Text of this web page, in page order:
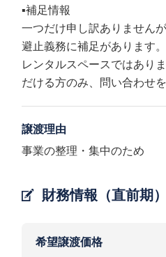
▪️補足情報
一つだけ申し訳ありません
避止義務に補足があります。
レンタルスペースではあり
だける方のみ、問い合わせ
譲渡理由
事業の整理・集中のため
財務情報（直前期）
希望譲渡価格